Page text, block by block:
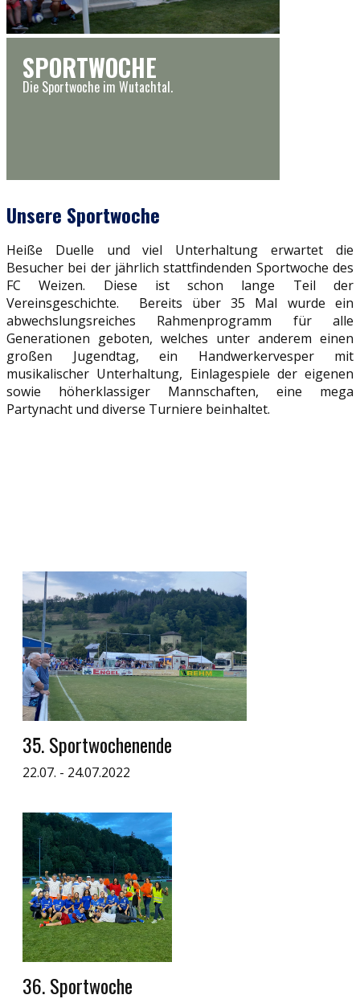
SPORTWOCHE
Die Sportwoche im Wutachtal.
Unsere Sportwoche
Heiße Duelle und viel Unterhaltung erwartet die
Besucher bei der jährlich stattfindenden Sportwoche des
FC Weizen. Diese ist schon lange Teil der
Vereinsgeschichte. Bereits über 35 Mal wurde ein
abwechslungsreiches Rahmenprogramm für alle
Generationen geboten, welches unter anderem einen
großen Jugendtag, ein Handwerkervesper mit
musikalischer Unterhaltung, Einlagespiele der eigenen
sowie höherklassiger Mannschaften, eine mega
Partynacht und diverse Turniere beinhaltet.
35. Sportwochenende
22.07. - 24.07.2022
36. Sportwoche